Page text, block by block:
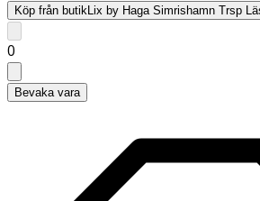
Köp från butikLix by Haga Simrishamn Trsp
0
Bevaka vara